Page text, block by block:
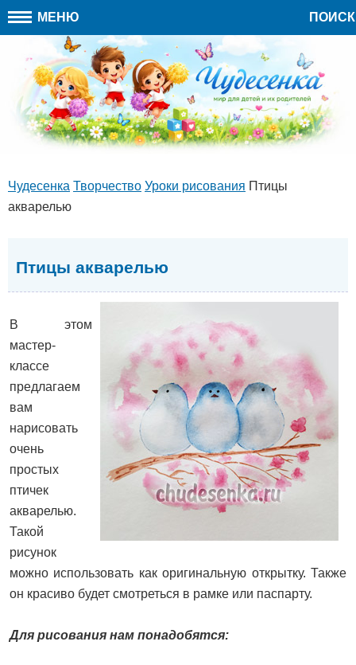
МЕНЮ ПОИСК
Чудесенка Творчество Уроки рисования Птицы
акварелью
Птицы акварелью
В этом
мастер-
классе
предлагаем
вам
нарисовать
очень
простых
птичек
акварелью.
Такой
рисунок
можно использовать как оригинальную открытку. Также
он красиво будет смотреться в рамке или паспарту.
Для рисования нам понадобятся: